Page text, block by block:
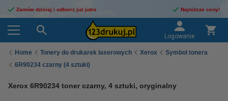
Zamów dzisiaj i odbierz już jutro Najniższe ceny!
Logowanie
Home Tonery do drukarek laserowych Xerox
Symbol tonera
6R90234 czarny (4 sztuki)
Xerox 6R90234 toner czarny, 4 sztuki, oryginalny